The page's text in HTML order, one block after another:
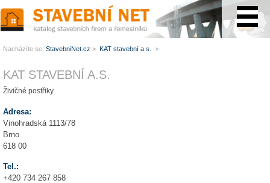
KAT STAVEBNÍ A.S.
Živičné postřiky
Adresa:
Vinohradská 1113/78
Brno
618 00
Tel.:
+420 734 267 858
Nacházíte se: StavebniNet.cz > KAT stavební a.s. >